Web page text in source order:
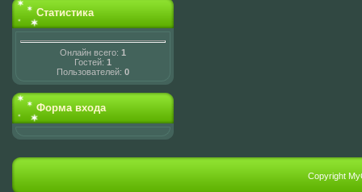
Статистика
Онлайн всего: 1
Гостей: 1
Пользователей: 0
Форма входа
Copyright